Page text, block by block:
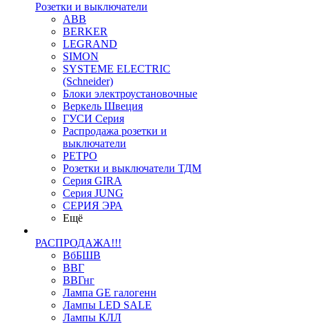
Розетки и выключатели
ABB
BERKER
LEGRAND
SIMON
SYSTEME ELECTRIC
(Schneider)
Блоки электроустановочные
Веркель Швеция
ГУСИ Серия
Распродажа розетки и
выключатели
РЕТРО
Розетки и выключатели ТДМ
Серия GIRA
Серия JUNG
СЕРИЯ ЭРА
Ещё
РАСПРОДАЖА!!!
ВбБШВ
ВВГ
ВВГнг
Лампа GE галогенн
Лампы LED SALE
Лампы КЛЛ